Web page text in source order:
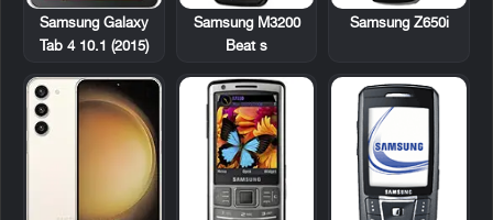
Samsung Z650i
Samsung M3200
Beat s
Samsung Galaxy
Tab 4 10.1 (2015)